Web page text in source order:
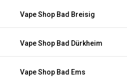
Vape Shop Bad Breisig
Vape Shop Bad Dürkheim
Vape Shop Bad Ems